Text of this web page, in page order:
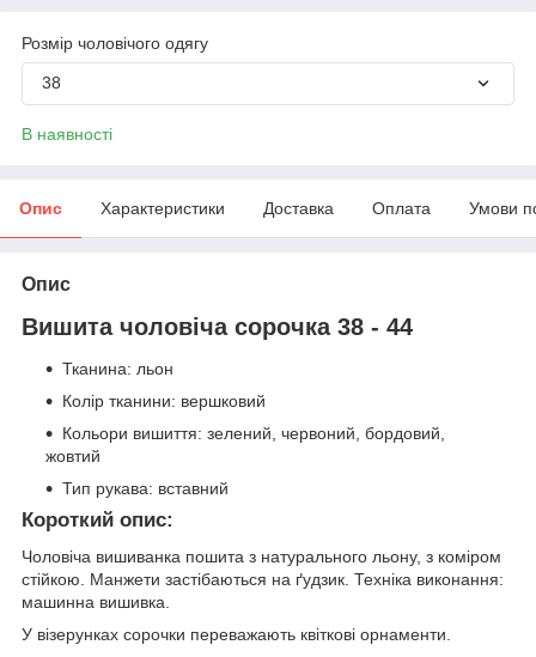
Розмір чоловічого одягу
38
В наявності
Опис Характеристики Доставка Оплата Умови
Опис
Вишита чоловіча сорочка 38 - 44
Тканина: льон
Колір тканини: вершковий
Кольори вишиття: зелений, червоний, бордовий,
жовтий
Тип рукава: вставний
Короткий опис:
Чоловіча вишиванка пошита з натурального льону, з коміром
стійкою. Манжети застібаються на ґудзик. Техніка виконання:
машинна вишивка.
У візерунках сорочки переважають квіткові орнаменти.